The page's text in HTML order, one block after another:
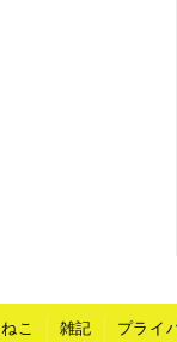
ねこ 雑記 プライ